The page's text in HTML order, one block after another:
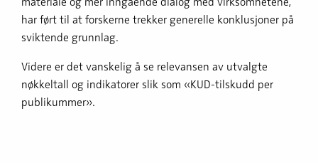
har ført til at forskerne trekker generelle konklusjoner på
sviktende grunnlag.
Videre er det vanskelig å se relevansen av utvalgte
nøkkeltall og indikatorer slik som «KUD-tilskudd per
publikummer».